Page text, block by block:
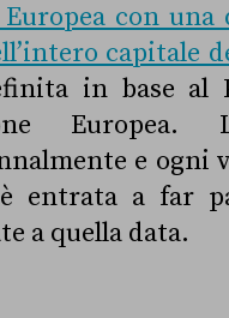
Europea con
capitale
in base al
e ogni
entrata a far
a quella data.